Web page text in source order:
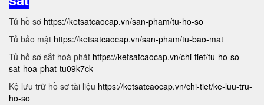
Tủ hồ sơ https://ketsatcaocap.vn/san-pham/tu-ho-so
Tủ bảo mật https://ketsatcaocap.vn/san-pham/tu-bao-mat
Tủ hồ sơ sắt hoà phát https://ketsatcaocap.vn/chi-tiet/tu-ho-so-
sat-hoa-phat-tu09k7ck
Kệ lưu trữ hồ sơ tài liệu https://ketsatcaocap.vn/chi-tiet/ke-luu-tru-
ho-so